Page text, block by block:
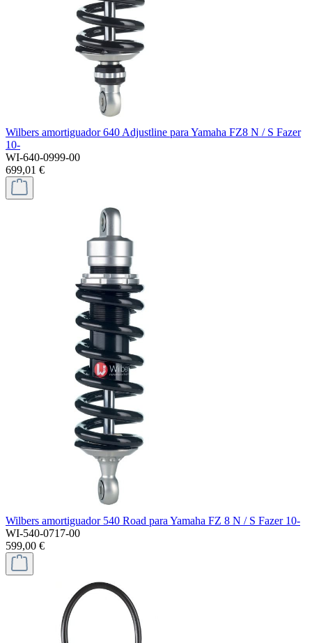
Wilbers amortiguador 640 Adjustline para Yamaha FZ8 N / S Fazer
10-
WI-640-0999-00
699,01 €
Wilbers amortiguador 540 Road para Yamaha FZ 8 N / S Fazer 10-
WI-540-0717-00
599,00 €